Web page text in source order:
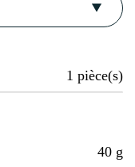
1 pièce(s)
40 g